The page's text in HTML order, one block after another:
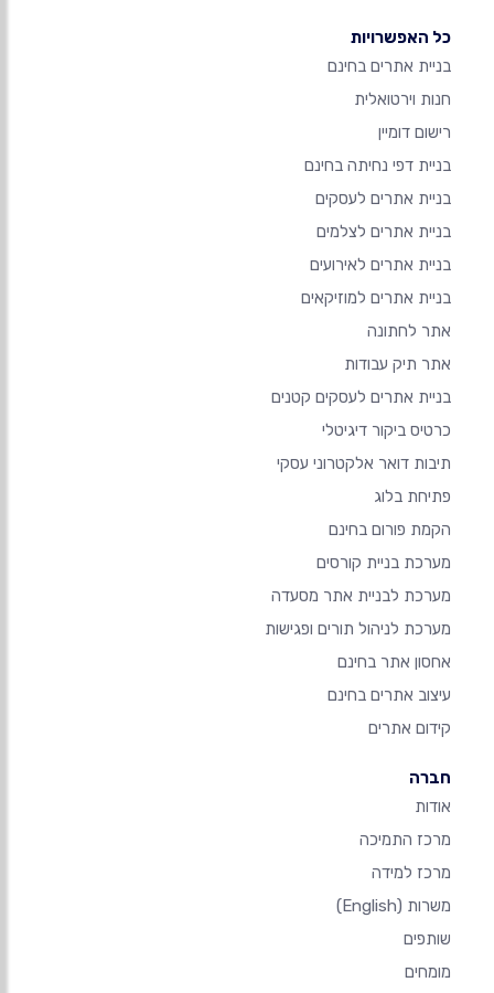
כל האפשרויות
בניית אתרים בחינם
חנות וירטואלית
רישום דומיין
בניית דפי נחיתה בחינם
בניית אתרים לעסקים
בניית אתרים לצלמים
בניית אתרים לאירועים
בניית אתרים למוזיקאים
אתר לחתונה
אתר תיק עבודות
בניית אתרים לעסקים קטנים
כרטיס ביקור דיגיטלי
תיבות דואר אלקטרוני עסקי
פתיחת בלוג
הקמת פורום בחינם
מערכת בניית קורסים
מערכת לבניית אתר מסעדה
מערכת לניהול תורים ופגישות
אחסון אתר בחינם
עיצוב אתרים בחינם
קידום אתרים
חברה
אודות
מרכז התמיכה
מרכז למידה
משרות (English)
שותפים
מומחים